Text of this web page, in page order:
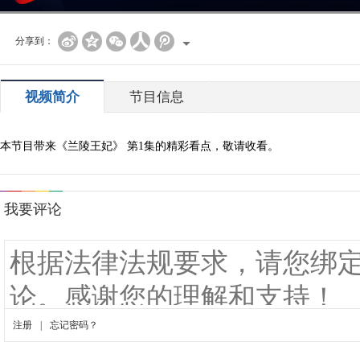
分享到：
视频简介 节目信息
本节目带来《兰陵王妃》 第1集的精彩看点，敬请收看。